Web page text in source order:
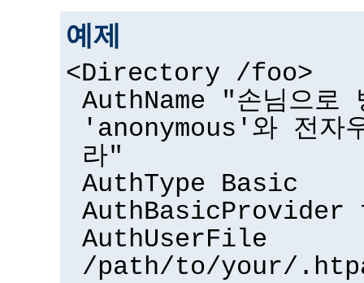
예제
<Directory /foo>
AuthName "손님으로
'anonymous'와 전자
라"
AuthType Basic
AuthUserFile
/path/to/your/